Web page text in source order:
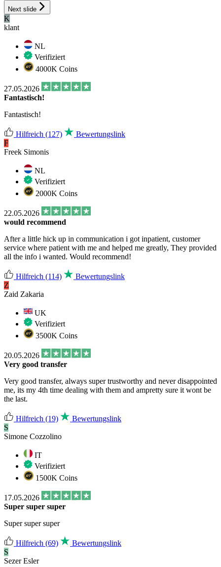
Next slide
K
klant
NL
Verifiziert
4000K Coins
27.05.2026
Fantastisch!
Fantastisch!
Hilfreich (127)
Bewertungslink
F
Freek Simonis
NL
Verifiziert
2000K Coins
22.05.2026
would recommend
After a little hick up in communication i got inpatient, customer
service where patient with me and helped me greatly, They provided
all the info i wanted. Would recommend!
Hilfreich (114)
Bewertungslink
Z
Zaid Zakaria
UK
Verifiziert
3500K Coins
20.05.2026
Very good transfer
Very good transfer, always super trustworthy and never disappointed
me, its my 4th time dealing with them and ampretty sure it wont be
the last.
Hilfreich (19)
Bewertungslink
S
Simone Cozzolino
IT
Verifiziert
1500K Coins
17.05.2026
Super super super
Super super super
Hilfreich (69)
Bewertungslink
S
Sezer Esler